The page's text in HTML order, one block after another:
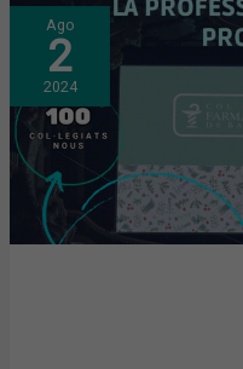
Ago
2
2024
LA
PROFESIÓN
FARMACÉUTICA
EN
LA
PROVINCIA
DE
BARCELONA
EN
2023